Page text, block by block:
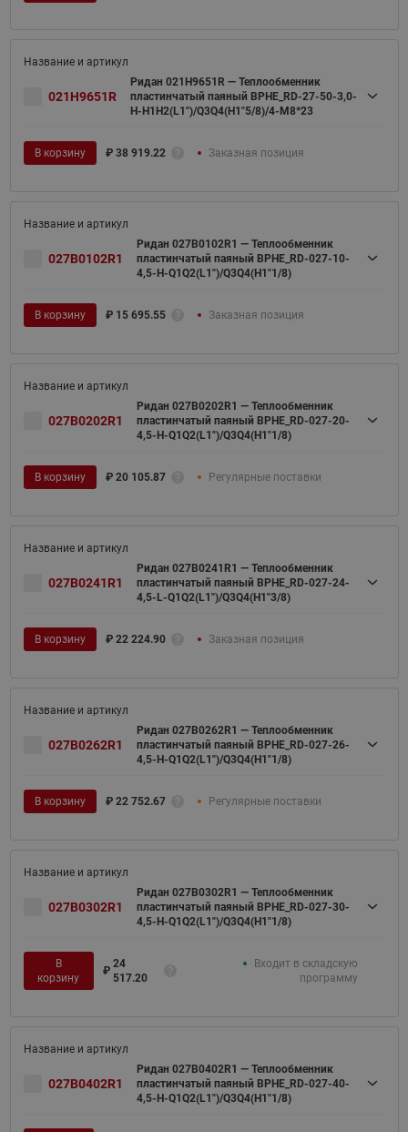
021H9651R
Ридан 021H9651R — Теплообменник
пластинчатый паяный BPHE_RD-27-50-3,0-
H-H1H2(L1")/Q3Q4(H1"5/8)/4-M8*23
В корзину ₽ 38 919.22 Заказная позиция
027B0102R1
Ридан 027B0102R1 — Теплообменник
пластинчатый паяный BPHE_RD-027-10-
4,5-H-Q1Q2(L1")/Q3Q4(H1"1/8)
В корзину ₽ 15 695.55 Заказная позиция
027B0202R1
Ридан 027B0202R1 — Теплообменник
пластинчатый паяный BPHE_RD-027-20-
4,5-H-Q1Q2(L1")/Q3Q4(H1"1/8)
В корзину ₽ 20 105.87 Регулярные поставки
027B0241R1
Ридан 027B0241R1 — Теплообменник
пластинчатый паяный BPHE_RD-027-24-
4,5-L-Q1Q2(L1")/Q3Q4(H1"3/8)
В корзину ₽ 22 224.90 Заказная позиция
027B0262R1
Ридан 027B0262R1 — Теплообменник
пластинчатый паяный BPHE_RD-027-26-
4,5-H-Q1Q2(L1")/Q3Q4(H1"1/8)
В корзину ₽ 22 752.67 Регулярные поставки
027B0302R1
Ридан 027B0302R1 — Теплообменник
пластинчатый паяный BPHE_RD-027-30-
4,5-H-Q1Q2(L1")/Q3Q4(H1"1/8)
В
корзину
₽
24
517.20
Входит в складскую
программу
027B0402R1
Ридан 027B0402R1 — Теплообменник
пластинчатый паяный BPHE_RD-027-40-
4,5-H-Q1Q2(L1")/Q3Q4(H1"1/8)